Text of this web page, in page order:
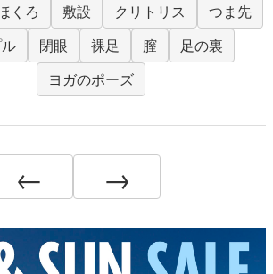
くろ 敷設 クリトリス
つま先
閉眼 裸足 膣
足の裏
ヨガのポーズ
← →